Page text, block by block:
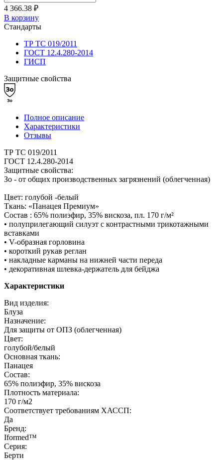
4 366.38 ₽
В корзину
Стандарты
ТР ТС 019/2011
ГОСТ 12.4.280-2014
ГИСП
Защитные свойства
Полное описание
Характеристики
Отзывы
ТР ТС 019/2011
ГОСТ 12.4.280-2014
Защитные свойства:
Зо - от общих производственных загрязнений (облегченная)
Цвет: голубой -белый
Ткань: «Панацея Премиум»
Состав : 65% полиэфир, 35% вискоза, пл. 170 г/м²
• полуприлегающий силуэт с контрастными трикотажными
вставками
• V-образная горловина
• короткий рукав реглан
• накладные карманы на нижней части переда
• декоративная шлевка-держатель для бейджа
Характеристики
Вид изделия:
Блуза
Назначение:
Для защиты от ОПЗ (облегченная)
Цвет:
голубой/белый
Основная ткань:
Панацея
Состав:
65% полиэфир, 35% вискоза
Плотность материала:
170 г/м2
Соответствует требованиям ХАССП:
Да
Бренд:
Iformed™
Серия:
Берти